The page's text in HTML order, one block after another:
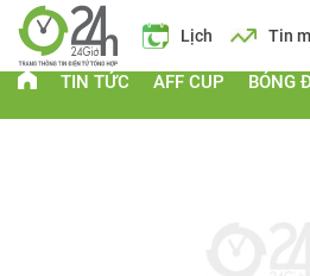
vàng Lịch Tin mới
TIN TỨC AFF CUP BÓNG